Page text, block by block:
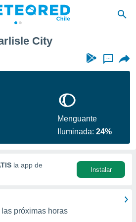
City
...
Menguante
Iluminada:24%
la app de
Instalar
próximas horas